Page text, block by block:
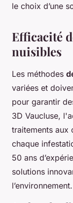
le choix d’une
Efficacité
nuisibles
Les méthodes
variées et
pour garantir
3D Vaucluse,
traitements aux
chaque
50 ans
solutions
l’environnement.